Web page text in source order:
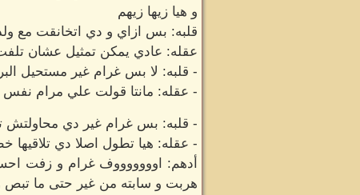
و هيا زيها زيهم
قلبه: بس ازاي و دي اتخانقت مع
عقله: عادي يمكن تمثيل عشان تلفت
- قلبه: لا بس غرام غير مستحيل
- عقله: مانتا قولت علي مرام نفس
- قلبه: بس غرام غير دي
- عقله: هيا تطول اصلا دي تلاقيها
أدهم: اوووووووف غرام و زفت
هربت و سابته من غير حتى ما تبص